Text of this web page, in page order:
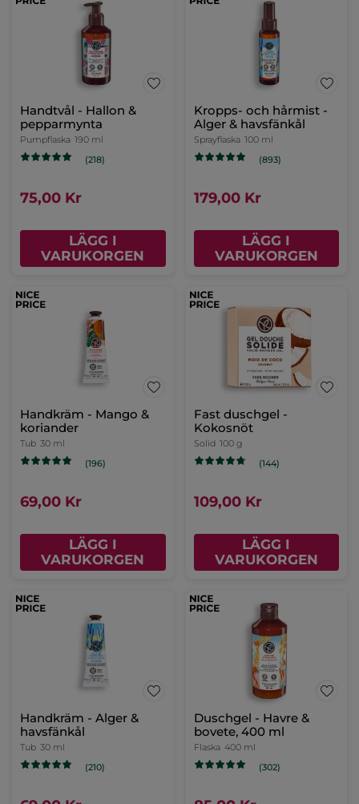
Handtvål - Hallon &
pepparmynta
Pumpflaska 190 ml
(218)
75,00 Kr
LÄGG I
VARUKORGEN
Kropps- och hårmist -
Alger & havsfänkål
Sprayflaska 100 ml
(893)
179,00 Kr
LÄGG I
VARUKORGEN
Handkräm - Mango &
koriander
Tub 30 ml
(196)
69,00 Kr
LÄGG I
VARUKORGEN
Fast duschgel -
Kokosnöt
Solid 100 g
(144)
109,00 Kr
LÄGG I
VARUKORGEN
Handkräm - Alger &
havsfänkål
Tub 30 ml
(210)
Duschgel - Havre &
bovete, 400 ml
Flaska 400 ml
(302)